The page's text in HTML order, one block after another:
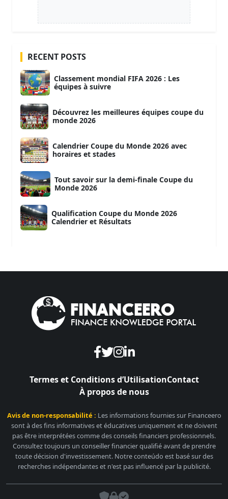
RECENT POSTS
Classement mondial FIFA 2026 : Les
équipes à suivre
Découvrez les meilleures équipes coupe du
monde 2026
Calendrier Coupe du Monde 2026 avec
horaires et stades
Tout savoir sur la demi-finale Coupe du
Monde 2026
Qualification Coupe du Monde 2026
Calendrier et Résultats
Termes et Conditions d’UtilisationContact
À propos de nous
Avis de non-responsabilité : Les informations fournies sur Financeero
sont à des fins informatives et éducatives uniquement et ne doivent
pas être interprétées comme des conseils financiers professionnels.
Consultez toujours un conseiller financier qualifié avant de prendre
toute décision d'investissement. Notre conteúdo est basé sur des
recherches indépendantes et n'est pas influencé par la publicité.